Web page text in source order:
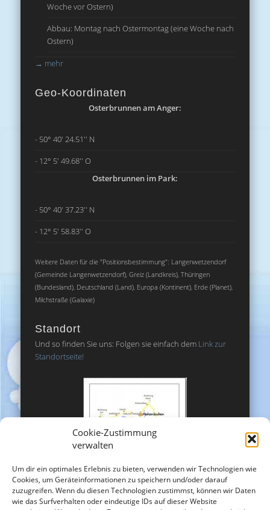
Cookie-Zustimmung
verwalten
Um dir ein optimales Erlebnis zu bieten, verwenden wir Technologien wie
Cookies, um Geräteinformationen zu speichern und/oder darauf
zuzugreifen. Wenn du diesen Technologien zustimmst, können wir Daten
wie das Surfverhalten oder eindeutige IDs auf dieser Website
Woche vor Ostern)
Abbau: Montag nach Ostermontag (eine Woche nach
Ostern)
→ mehr
Geo-Koordinaten
Osterbrunnen am Anger:
- 50° 40' 24.51'' N
- 12° 5' 49.68'' O
Osterbrunnen im Park:
- 50° 40' 37.23'' N
- 12° 5' 58.83'' O
Weitere Daten für die "Positionsbestimmung": Langenwetzendorf
(Gemeinde Langenwetzendorf), Greiz (Landkreis), Thüringen
(Bundesland), Deutschland (Land), Europa (Kontinent), Erde (Planet),
Milchstraße (Galaxie)
Standort
Und so finden Sie uns: Folgen sie einfach dem Link zur
Standortseite!